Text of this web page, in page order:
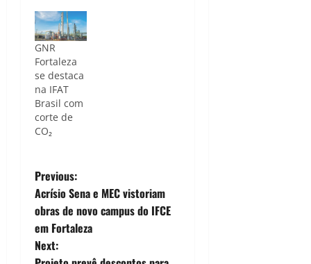
GNR
Fortaleza
se destaca
na IFAT
Brasil com
corte de
CO₂
P
o
s
Previous:
Acrísio Sena e MEC vistoriam
obras de novo campus do IFCE
em Fortaleza
Next: